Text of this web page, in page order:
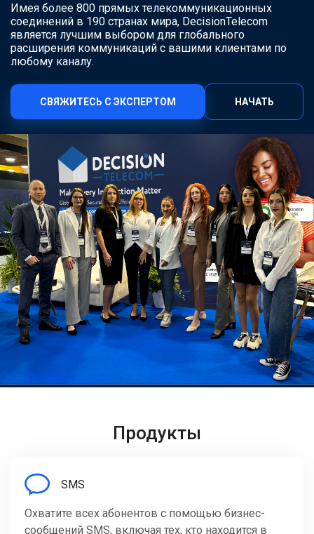
Имея более 800 прямых телекоммуникационных
соединений в 190 странах мира, DecisionTelecom
является лучшим выбором для глобального
расширения коммуникаций с вашими клиентами по
любому каналу.
СВЯЖИТЕСЬ С ЭКСПЕРТОМ НАЧАТЬ
Продукты
SMS
Охватите всех абонентов с помощью бизнес-
сообщений SMS, включая тех, кто находится в